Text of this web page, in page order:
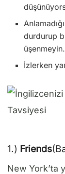
durdurup
üşenmeyin.
İzlerken
1.) Friends
New York’ta